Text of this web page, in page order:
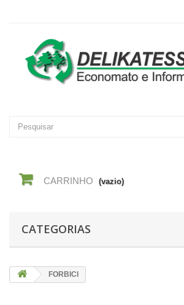
CARRINHO (vazio)
CATEGORIAS
FORBICI